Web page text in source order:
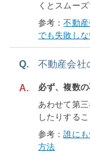
くとスムーズ
参考：不動
でも失敗し
Q. 不動産会社
A.
必ず、複数
あわせて第
したりする
参考：誰に
方法